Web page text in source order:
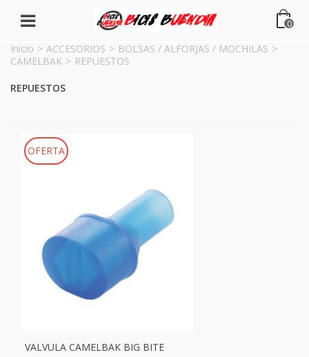
0
Inicio > ACCESORIOS > BOLSAS / ALFORJAS / MOCHILAS >
CAMELBAK > REPUESTOS
REPUESTOS
OFERTA
VALVULA CAMELBAK BIG BITE